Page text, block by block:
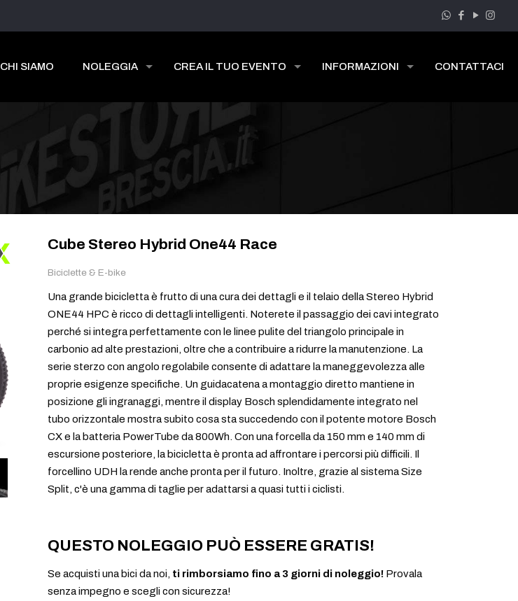
CHI SIAMO NOLEGGIA CREA IL TUO EVENTO INFORMAZIONI CONTATTACI
Cube Stereo Hybrid One44 Race
Biciclette & E-bike
Una grande bicicletta è frutto di una cura dei dettagli e il telaio della Stereo Hybrid
ONE44 HPC è ricco di dettagli intelligenti. Noterete il passaggio dei cavi integrato
perché si integra perfettamente con le linee pulite del triangolo principale in
carbonio ad alte prestazioni, oltre che a contribuire a ridurre la manutenzione. La
serie sterzo con angolo regolabile consente di adattare la maneggevolezza alle
proprie esigenze specifiche. Un guidacatena a montaggio diretto mantiene in
posizione gli ingranaggi, mentre il display Bosch splendidamente integrato nel
tubo orizzontale mostra subito cosa sta succedendo con il potente motore Bosch
CX e la batteria PowerTube da 800Wh. Con una forcella da 150 mm e 140 mm di
escursione posteriore, la bicicletta è pronta ad affrontare i percorsi più difficili. Il
forcellino UDH la rende anche pronta per il futuro. Inoltre, grazie al sistema Size
Split, c'è una gamma di taglie per adattarsi a quasi tutti i ciclisti.
QUESTO NOLEGGIO PUÒ ESSERE GRATIS!
Se acquisti una bici da noi, ti rimborsiamo fino a 3 giorni di noleggio! Provala
senza impegno e scegli con sicurezza!